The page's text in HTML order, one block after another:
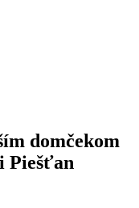
domčekom
Piešťan